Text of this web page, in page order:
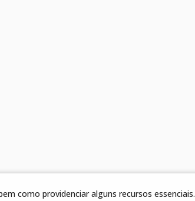
como providenciar alguns recursos essenciais.